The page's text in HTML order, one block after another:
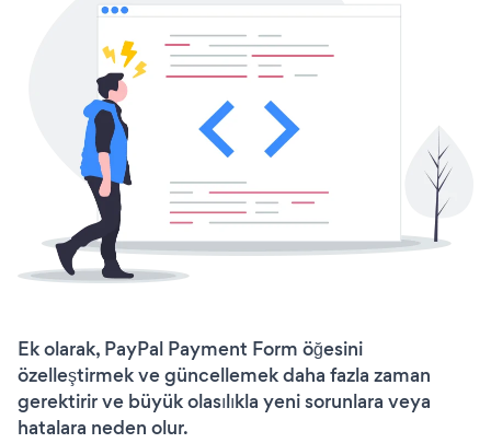
Ek olarak, PayPal Payment Form öğesini
özelleştirmek ve güncellemek daha fazla zaman
gerektirir ve büyük olasılıkla yeni sorunlara veya
hatalara neden olur.